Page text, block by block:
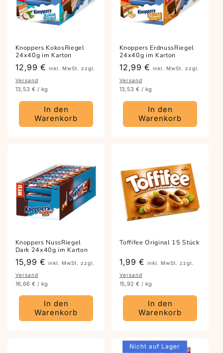
Knoppers KokosRiegel
24x40g im Karton
Preis
12,99 € inkl. MwSt. zzgl.
Versand
13,53 € / kg
In den
Warenkorb
Knoppers ErdnussRiegel
24x40g im Karton
Preis
12,99 € inkl. MwSt. zzgl.
Versand
13,53 € / kg
In den
Warenkorb
Knoppers NussRiegel
Dark 24x40g im Karton
Preis
15,99 € inkl. MwSt. zzgl.
Versand
16,66 € / kg
In den
Warenkorb
Toffifee Original 15 Stück
Preis
1,99 € inkl. MwSt. zzgl.
Versand
15,92 € / kg
In den
Warenkorb
Nicht auf Lager